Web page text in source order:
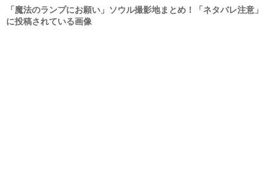
「魔法のランプにお願い」ソウル撮影地まとめ！「ネタバレ注意」
に投稿されている画像